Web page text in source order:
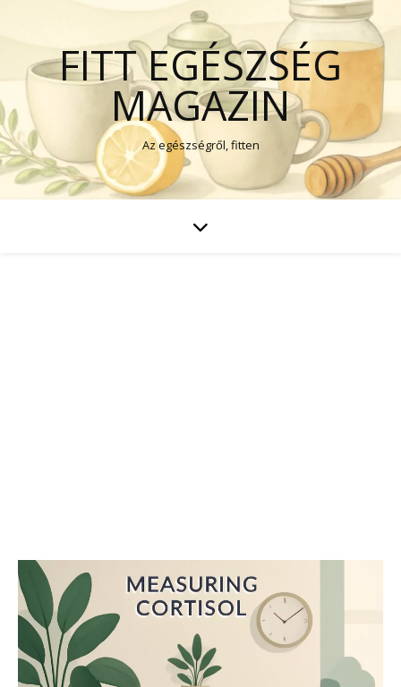
FITT EGÉSZSÉG
MAGAZIN
Az egészségről, fitten